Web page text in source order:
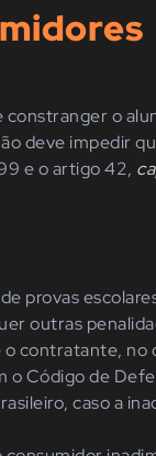
o
deve impedir
e o artigo 42,
provas
outras
contratante, no
Código de
caso a